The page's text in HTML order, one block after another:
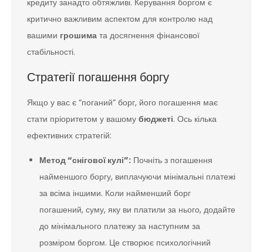
критично важливим аспектом для контролю над
вашими грошима та досягнення фінансової
стабільності.
Стратегії погашення боргу
Якщо у вас є “поганий” борг, його погашення має
стати пріоритетом у вашому бюджеті. Ось кілька
ефективних стратегій:
Метод “снігової кулі”: Почніть з погашення
найменшого боргу, виплачуючи мінімальні платежі
за всіма іншими. Коли найменший борг
погашений, суму, яку ви платили за нього, додайте
до мінімального платежу за наступним за
розміром боргом. Це створює психологічний